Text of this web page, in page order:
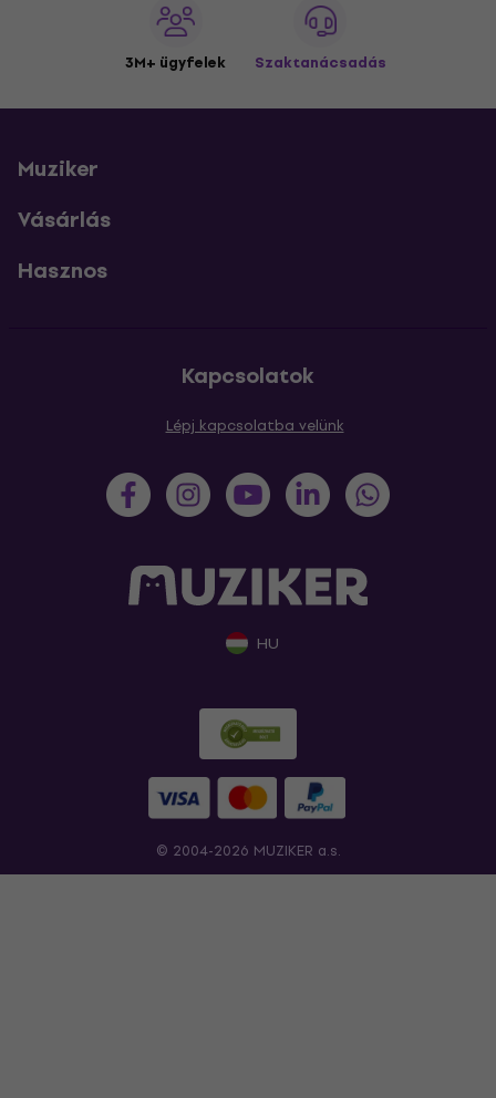
3M+ ügyfelek Szaktanácsadás
Muziker
Vásárlás
Hasznos
Kapcsolatok
Lépj kapcsolatba velünk
HU
© 2004-2026 MUZIKER a.s.